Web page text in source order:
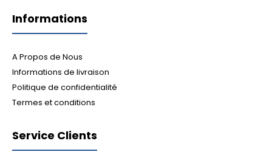
Informations
A Propos de Nous
Informations de livraison
Politique de confidentialité
Termes et conditions
Service Clients